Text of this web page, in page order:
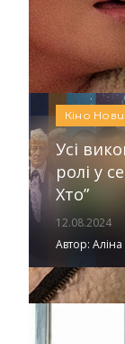
Кіно
Усі
ролі у
Хто”
12.08.2024
Автор: